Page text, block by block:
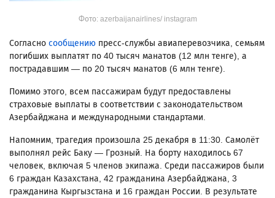
Фото: azerbaijanairlines/ instagram
Согласно сообщению пресс-службы авиаперевозчика, семьям
погибших выплатят по 40 тысяч манатов (12 млн тенге), а
пострадавшим — по 20 тысяч манатов (6 млн тенге).
Помимо этого, всем пассажирам будут предоставлены
страховые выплаты в соответствии с законодательством
Азербайджана и международными стандартами.
Напомним, трагедия произошла 25 декабря в 11:30. Самолёт
выполнял рейс Баку — Грозный. На борту находилось 67
человек, включая 5 членов экипажа. Среди пассажиров были
6 граждан Казахстана, 42 гражданина Азербайджана, 3
гражданина Кыргызстана и 16 граждан России. В результате